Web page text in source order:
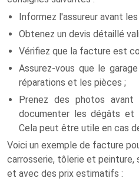
Informez l'assureur avant
Obtenez un devis détaillé
Vérifiez que la facture est
Assurez-vous que le
réparations et les pièces ;
Prenez des photos
documenter les dégâts et
Cela peut être utile en cas
Voici un exemple de facture
carrosserie, tôlerie et peinture,
et avec des prix estimatifs :